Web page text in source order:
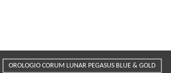
OROLOGIO CORUM LUNAR PEGASUS BLUE & GOLD